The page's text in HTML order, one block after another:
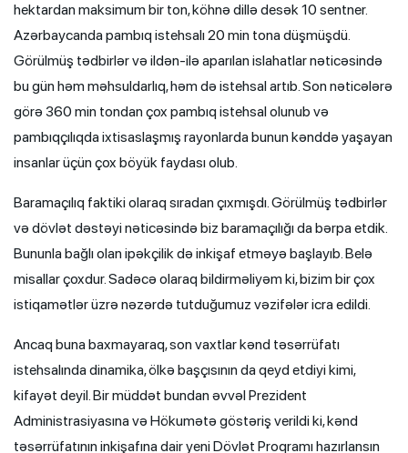
hektardan maksimum bir ton, köhnə dillə desək 10 sentner.
Azərbaycanda pambıq istehsalı 20 min tona düşmüşdü.
Görülmüş tədbirlər və ildən-ilə aparılan islahatlar nəticəsində
bu gün həm məhsuldarlıq, həm də istehsal artıb. Son nəticələrə
görə 360 min tondan çox pambıq istehsal olunub və
pambıqçılıqda ixtisaslaşmış rayonlarda bunun kənddə yaşayan
insanlar üçün çox böyük faydası olub.
Baramaçılıq faktiki olaraq sıradan çıxmışdı. Görülmüş tədbirlər
və dövlət dəstəyi nəticəsində biz baramaçılığı da bərpa etdik.
Bununla bağlı olan ipəkçilik də inkişaf etməyə başlayıb. Belə
misallar çoxdur. Sadəcə olaraq bildirməliyəm ki, bizim bir çox
istiqamətlər üzrə nəzərdə tutduğumuz vəzifələr icra edildi.
Ancaq buna baxmayaraq, son vaxtlar kənd təsərrüfatı
istehsalında dinamika, ölkə başçısının da qeyd etdiyi kimi,
kifayət deyil. Bir müddət bundan əvvəl Prezident
Administrasiyasına və Hökumətə göstəriş verildi ki, kənd
təsərrüfatının inkişafına dair yeni Dövlət Proqramı hazırlansın